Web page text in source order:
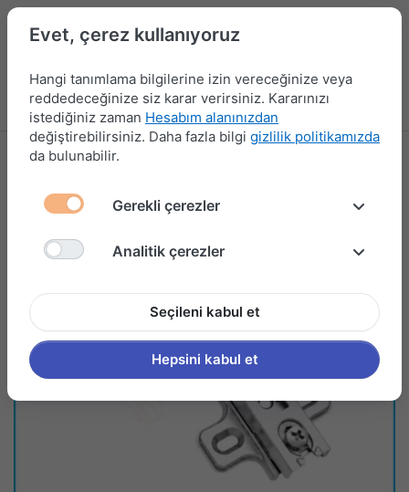
Menü Kampanyalar Yeni Ürünler Giriş yap
Evet, çerez kullanıyoruz
Hangi tanımlama bilgilerine izin vereceğinize veya
reddedeceğinize siz karar verirsiniz. Kararınızı
istediğiniz zaman Hesabım alanınızdan
değiştirebilirsiniz. Daha fazla bilgi gizlilik politikamızda
da bulunabilir.
Gerekli çerezler
Analitik çerezler
Seçileni kabul et
Hepsini kabul et